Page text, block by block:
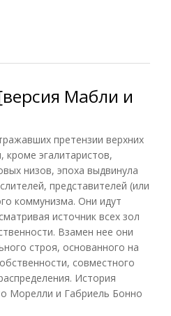
Мабли и
претензии верхних
кроме эгалитаристов,
низов, эпоха выдвинула
представителей (или
коммунизма. Они идут
источник всех зол
Взамен нее они
строя, основанного на
совместного
История
Морелли и Габриель Бонно